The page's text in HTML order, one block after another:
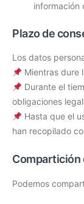
información
Plazo de
Los datos
Mientras dure
Durante el
obligaciones
Hasta que el
han recopilado
Compartición
Podemos